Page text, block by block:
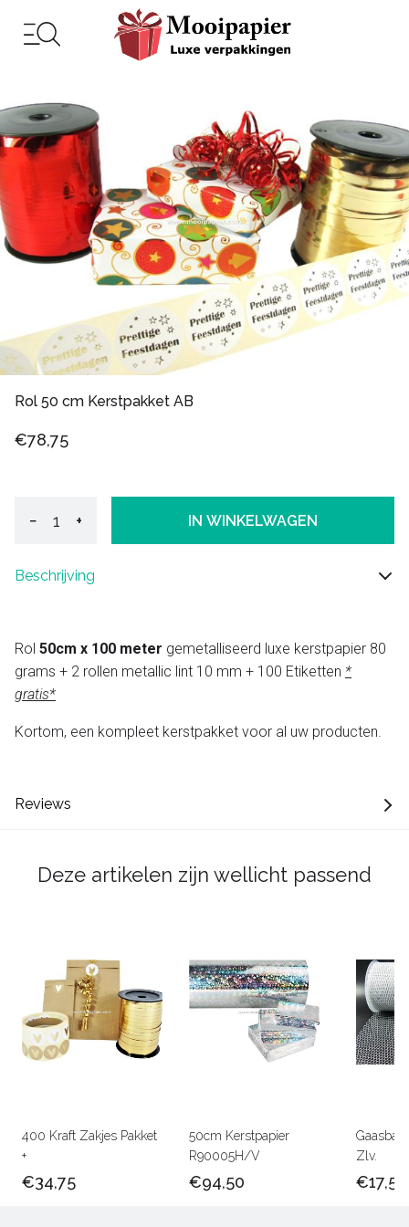
Rol 50 cm Kerstpakket AB
€78,75
− + IN WINKELWAGEN
Beschrijving
Rol 50cm x 100 meter gemetalliseerd luxe kerstpapier 80
grams + 2 rollen metallic lint 10 mm + 100 Etiketten *
gratis*
Kortom, een kompleet kerstpakket voor al uw producten.
Reviews
Deze artikelen zijn wellicht passend
400 Kraft Zakjes Pakket
+
€34,75
50cm Kerstpapier
R90005H/V
€94,50
Zlv.
€17,50